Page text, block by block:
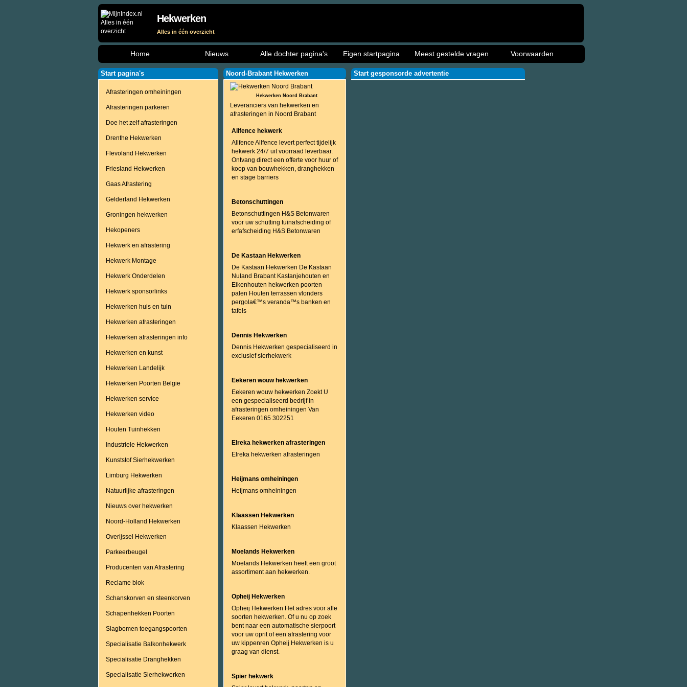
Hekwerken
Alles in één overzicht
Home Nieuws Alle dochter pagina's Eigen startpagina Meest gestelde vragen Voorwaarden
Start pagina's
Afrasteringen omheiningen
Afrasteringen parkeren
Doe het zelf afrasteringen
Drenthe Hekwerken
Flevoland Hekwerken
Friesland Hekwerken
Gaas Afrastering
Gelderland Hekwerken
Groningen hekwerken
Hekopeners
Hekwerk en afrastering
Hekwerk Montage
Hekwerk Onderdelen
Hekwerk sponsorlinks
Hekwerken huis en tuin
Hekwerken afrasteringen
Hekwerken afrasteringen info
Hekwerken en kunst
Hekwerken Landelijk
Hekwerken Poorten Belgie
Hekwerken service
Hekwerken video
Houten Tuinhekken
Industriele Hekwerken
Kunststof Sierhekwerken
Limburg Hekwerken
Natuurlijke afrasteringen
Nieuws over hekwerken
Noord-Holland Hekwerken
Overijssel Hekwerken
Parkeerbeugel
Producenten van Afrastering
Reclame blok
Schanskorven en steenkorven
Schapenhekken Poorten
Slagbomen toegangspoorten
Specialisatie Balkonhekwerk
Specialisatie Dranghekken
Specialisatie Sierhekwerken
Noord-Brabant Hekwerken
Hekwerken Noord Brabant
Leveranciers van hekwerken en
afrasteringen in Noord Brabant
Allfence hekwerk
Allfence Allfence levert perfect tijdelijk
hekwerk 24/7 uit voorraad leverbaar.
Ontvang direct een offerte voor huur of
koop van bouwhekken, dranghekken
en stage barriers
Betonschuttingen
Betonschuttingen H&S Betonwaren
voor uw schutting tuinafscheiding of
erfafscheiding H&S Betonwaren
De Kastaan Hekwerken
De Kastaan Hekwerken De Kastaan
Nuland Brabant Kastanjehouten en
Eikenhouten hekwerken poorten
palen Houten terrassen vlonders
pergola€™s veranda™s banken en
tafels
Dennis Hekwerken
Dennis Hekwerken gespecialiseerd in
exclusief sierhekwerk
Eekeren wouw hekwerken
Eekeren wouw hekwerken Zoekt U
een gespecialiseerd bedrijf in
afrasteringen omheiningen Van
Eekeren 0165 302251
Elreka hekwerken afrasteringen
Elreka hekwerken afrasteringen
Heijmans omheiningen
Heijmans omheiningen
Klaassen Hekwerken
Klaassen Hekwerken
Moelands Hekwerken
Moelands Hekwerken heeft een groot
assortiment aan hekwerken.
Opheij Hekwerken
Opheij Hekwerken Het adres voor alle
soorten hekwerken. Of u nu op zoek
bent naar een automatische sierpoort
voor uw oprit of een afrastering voor
uw kippenren Opheij Hekwerken is u
graag van dienst.
Spier hekwerk
Start gesponsorde advertentie